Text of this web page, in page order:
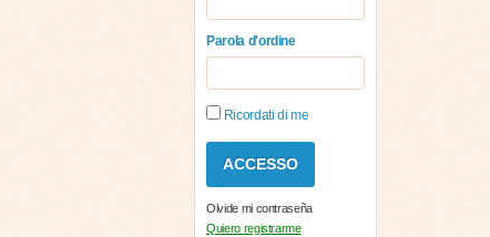
Parola d'ordine
Ricordati di me
Olvide mi contraseña
Quiero registrarme